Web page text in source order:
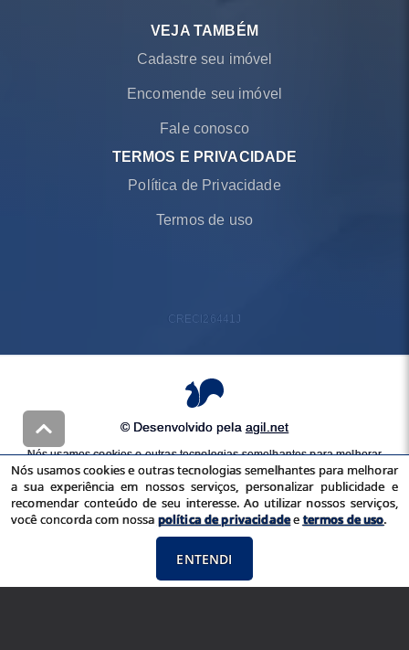
VEJA TAMBÉM
Cadastre seu imóvel
Encomende seu imóvel
Fale conosco
TERMOS E PRIVACIDADE
Política de Privacidade
Termos de uso
CRECI 26441J
© Desenvolvido pela agil.net
Nós usamos cookies e outras tecnologias semelhantes para melhorar
a sua experiência em nossos serviços, personalizar publicidade e
recomendar conteúdo de seu interesse. Ao utilizar nossos serviços,
você concorda com nossapolítica de privacidadeetermos de uso
Nós usamos cookies e outras tecnologias semelhantes para melhorar
a sua experiência em nossos serviços, personalizar publicidade e
recomendar conteúdo de seu interesse. Ao utilizar nossos serviços,
você concorda com nossa política de privacidadeetermos de uso.
ENTENDI